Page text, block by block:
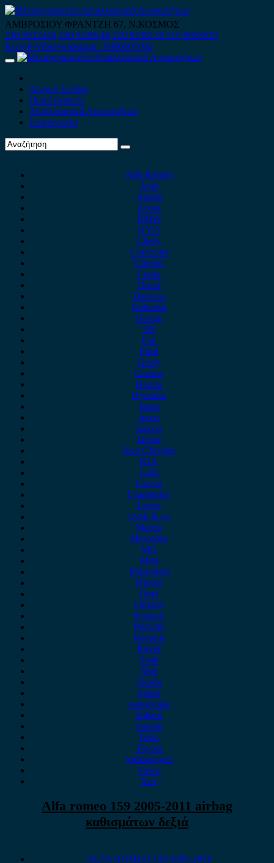
Skip
to
content
ΑΜΒΡΟΣΙΟΥ ΦΡΑΝΤΖΗ 67, Ν.ΚΟΣΜΟΣ
210 9012444 210 9239148 210 9238158 210 9026839
Κινητό-Viber-whatsapp : 6980507900
Primary
Αρχική Σελίδα
Ποιοί είμαστε
Ανταλλακτικά Αυτοκινήτων
Επικοινωνία
Alfa Romeo
Audi
Austin
Acura
BMW
BYD
Chery
Chevrolet
Citroen
Cupra
Dacia
Daewoo
Daihatsu
Dodge
DS
Fiat
Ford
Geely
Gonow
Honda
Hyundai
Isuzu
iveco
Jaecoo
Jaguar
Jeep Chrysler
KIA
Lada
Lancia
Leapmotor
Lexus
Lynk & co
Mazda
Mercedes
MG
Mini
Mitsubishi
Nissan
Opel
Omoda
Peugeot
Porsche
Renault
Rover
Saab
Seat
Skoda
Smart
ssangyong
Subaru
Suzuki
Tesla
Toyota
Volkswagen
Volvo
Xev
Alfa romeo 159 2005-2011 airbag
καθισμάτων δεξιά
ALFA ROMEO 159 2005-2011